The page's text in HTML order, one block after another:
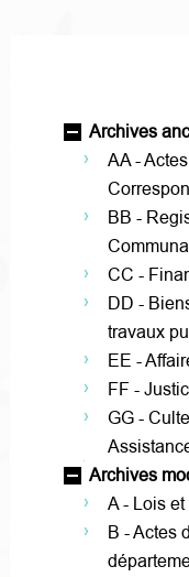
Archives
AA -
BB -
CC -
DD -
travaux
EE -
FF -
GG -
Archives
A - Lois
B - Actes